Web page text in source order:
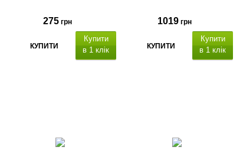
275 грн
КУПИТИ
Купити
в 1 клік
1019 грн
КУПИТИ
Купити
в 1 клік